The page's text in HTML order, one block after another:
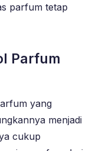
parfum tetap
Parfum
yang
menjadi
cukup